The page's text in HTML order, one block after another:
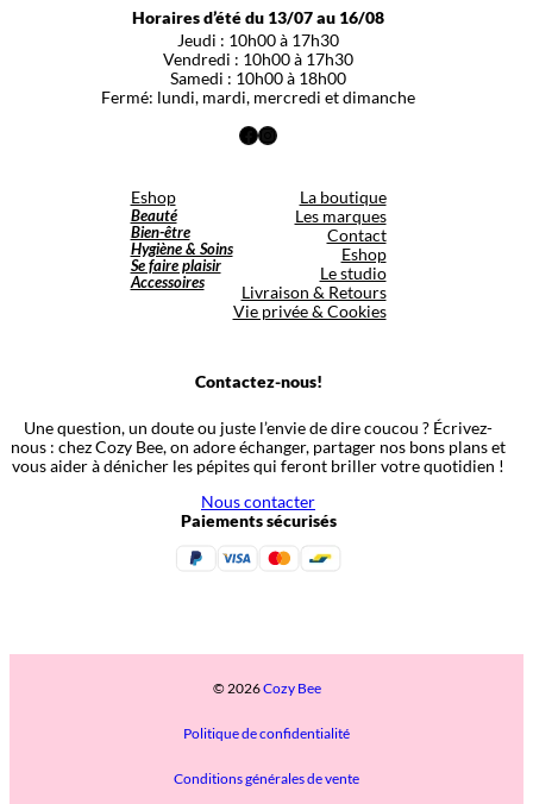
Horaires d’été du 13/07 au 16/08
Jeudi : 10h00 à 17h30
Vendredi : 10h00 à 17h30
Samedi : 10h00 à 18h00
Fermé: lundi, mardi, mercredi et dimanche
Facebook
Instagram
Eshop
Beauté
Bien-être
Hygiène & Soins
Se faire plaisir
Accessoires
La boutique
Les marques
Contact
Eshop
Le studio
Livraison & Retours
Vie privée & Cookies
Contactez-nous!
Une question, un doute ou juste l’envie de dire coucou ? Écrivez-
nous : chez Cozy Bee, on adore échanger, partager nos bons plans et
vous aider à dénicher les pépites qui feront briller votre quotidien !
Nous contacter
Paiements sécurisés
© 2026Cozy Bee
Politique de confidentialité
Conditions générales de vente